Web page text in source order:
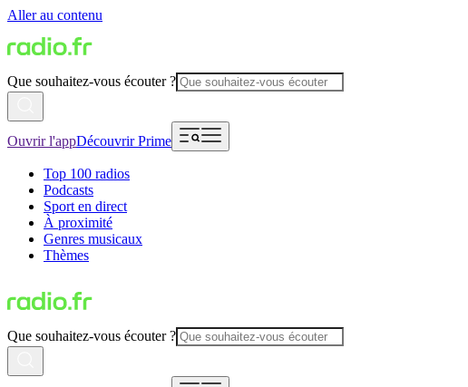
Aller au contenu
Que souhaitez-vous écouter ?
Ouvrir l'appDécouvrir Prime
Top 100 radios
Podcasts
Sport en direct
À proximité
Genres musicaux
Thèmes
Que souhaitez-vous écouter ?